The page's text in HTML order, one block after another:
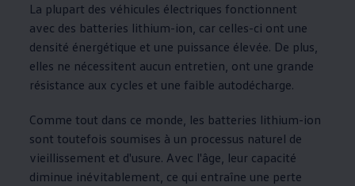
La plupart des véhicules électriques fonctionnent
avec des batteries lithium-ion, car celles-ci ont une
densité énergétique et une puissance élevée. De plus,
elles ne nécessitent aucun entretien, ont une grande
résistance aux cycles et une faible autodécharge.
Comme tout dans ce monde, les batteries lithium-ion
sont toutefois soumises à un processus naturel de
vieillissement et d'usure. Avec l'âge, leur capacité
diminue inévitablement, ce qui entraîne une perte